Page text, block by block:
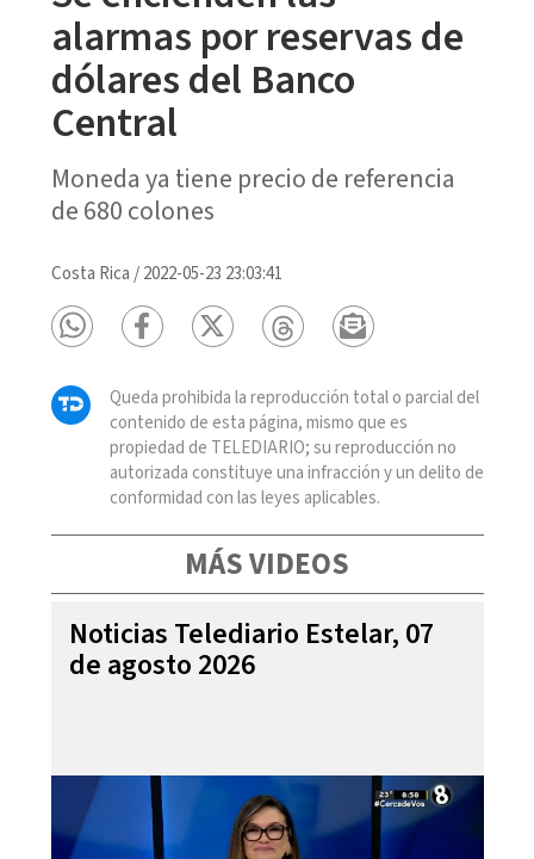
alarmas por reservas de
dólares del Banco
Central
Moneda ya tiene precio de referencia
de 680 colones
Costa Rica /2022-05-23 23:03:41
Queda prohibida la reproducción total o parcial del
contenido de esta página, mismo que es
propiedad de TELEDIARIO; su reproducción no
autorizada constituye una infracción y un delito de
conformidad con las leyes aplicables.
MÁS VIDEOS
Noticias Telediario Estelar, 07
de agosto 2026